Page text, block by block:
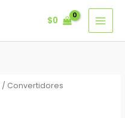
$0
/ Convertidores